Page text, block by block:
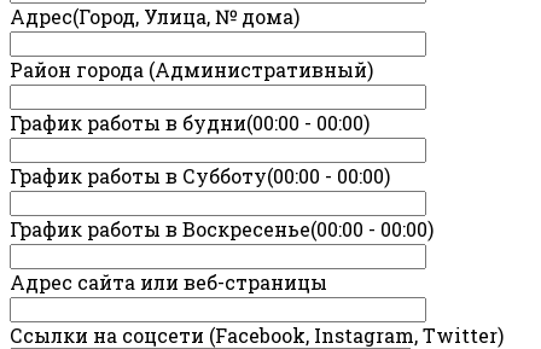
Адрес(Город, Улица, № дома)
Район города (Административный)
График работы в будни(00:00 - 00:00)
График работы в Субботу(00:00 - 00:00)
График работы в Воскресенье(00:00 - 00:00)
Адрес сайта или веб-страницы
Ссылки на соцсети (Facebook, Instagram, Twitter)